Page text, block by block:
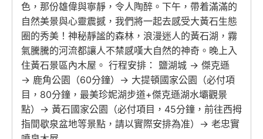
色，那份雄偉與寧靜，令人陶醉。下午，帶着滿滿的
自然美景與心靈震撼，我們將一起去感受大黃石生態
圈的秀美！神秘靜謐的森林，浪漫迷人的黃石湖，霧
氣騰騰的河流都讓人不禁感嘆大自然的神奇。晚上入
住黃石景區內木屋。 行程安排： 鹽湖城 → 傑克遜
→ 鹿角公園（60分鐘）→ 大提頓國家公園（必付項
目，80分鐘，最美珍妮湖步道+傑克遜湖水壩觀景
點）→ 黃石國家公園（必付項目，45分鐘，前往西拇
指間歇泉盆地等景點，請以實際安排為准）→ 老忠實